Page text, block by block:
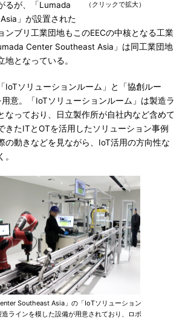
（クリックで拡大）
るが、「Lumada
」が設置された
ンブリ工業団地もこのEECの中核となる工業
Center Southeast Asia」は同工業団地
地となっている。
ソリューションルーム」と「協創ルー
意。「IoTソリューションルーム」は製造ラ
なっており、日立製作所が自社内など含めて
きたITとOTを活用したソリューション事例
の動きなどを見ながら、IoT活用の方向性な
Southeast Asia」の「IoTソリューション
造ラインを模した設備が用意されており、ロボ